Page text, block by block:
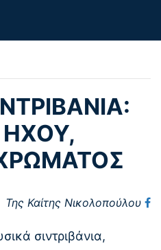
Της Καίτης Νικολοπούλου
σιντριβάνια,